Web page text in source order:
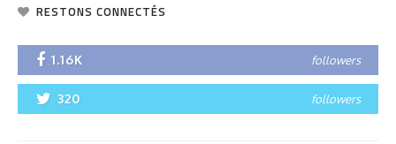
RESTONS CONNECTÉS
1.16K followers
320 followers